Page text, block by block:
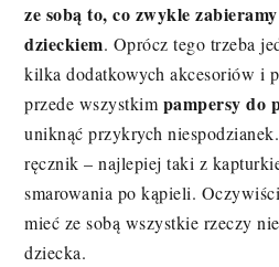
ze sobą to, co zwykle
dzieckiem. Oprócz tego trzeba
kilka dodatkowych akcesoriów i
przede wszystkim pampersy do
uniknąć przykrych
ręcznik – najlepiej taki z
smarowania po kąpieli.
mieć ze sobą wszystkie rzeczy
dziecka.